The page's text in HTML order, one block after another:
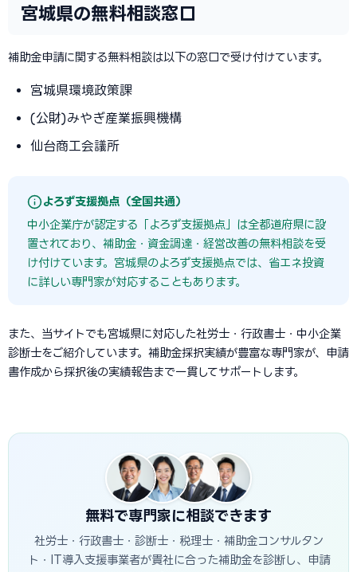
宮城県の無料相談窓口
補助金申請に関する無料相談は以下の窓口で受け付けています。
宮城県環境政策課
(公財)みやぎ産業振興機構
仙台商工会議所
よろず支援拠点（全国共通）
中小企業庁が認定する「よろず支援拠点」は全都道府県に設
置されており、補助金・資金調達・経営改善の無料相談を受
け付けています。宮城県のよろず支援拠点では、省エネ投資
に詳しい専門家が対応することもあります。
また、当サイトでも宮城県に対応した社労士・行政書士・中小企業
診断士をご紹介しています。補助金採択実績が豊富な専門家が、申請
書作成から採択後の実績報告まで一貫してサポートします。
無料で専門家に相談できます
社労士・行政書士・診断士・税理士・補助金コンサルタン
ト・IT導入支援事業者が貴社に合った補助金を診断し、申請